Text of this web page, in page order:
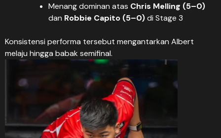
Menang dominan atas Chris Melling (5–0)
dan Robbie Capito (5–0)di Stage 3
Konsistensi performa tersebut mengantarkan Albert
melaju hingga babak semifinal.